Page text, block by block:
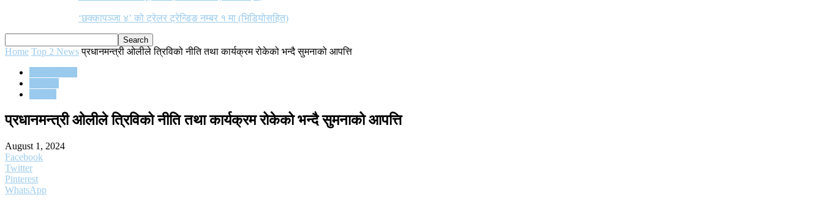
‘छक्कापञ्जा ४’ को ट्रेलर ट्रेन्डिङ नम्बर १ मा (भिडियोसहित)
Home Top 2 News प्रधानमन्त्री ओलीले त्रिविको नीति तथा कार्यक्रम रोकेको भन्दै सुमनाको आपत्ति
प्रधानमन्त्री ओलीले त्रिविको नीति तथा कार्यक्रम रोकेको भन्दै सुमनाको आपत्ति
August 1, 2024
Facebook
Twitter
Pinterest
WhatsApp